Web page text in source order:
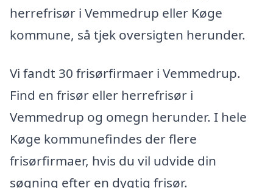
herrefrisør i Vemmedrup eller Køge
kommune, så tjek oversigten herunder.
Vi fandt 30 frisørfirmaer i Vemmedrup.
Find en frisør eller herrefrisør i
Vemmedrup og omegn herunder. I hele
Køge kommunefindes der flere
frisørfirmaer, hvis du vil udvide din
søgning efter en dygtig frisør.